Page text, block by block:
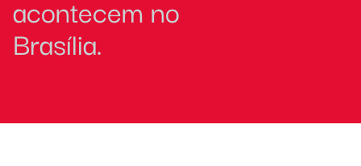
acontecem no
Brasília.